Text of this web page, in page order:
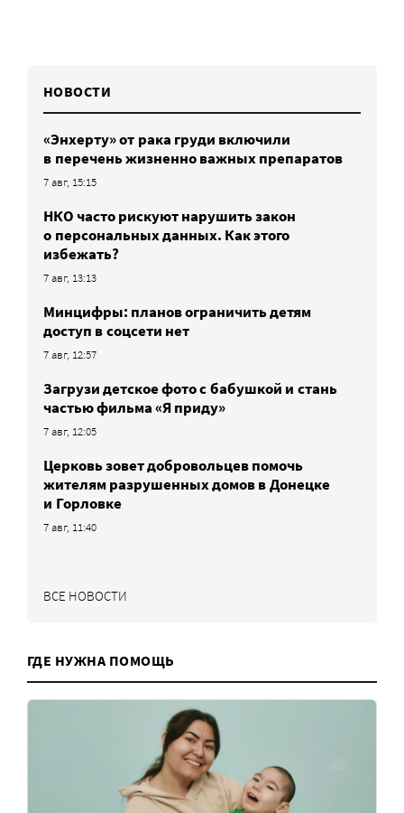
НОВОСТИ
«Энхерту» от рака груди включили
в перечень жизненно важных препаратов
7 авг, 15:15
НКО часто рискуют нарушить закон
о персональных данных. Как этого
избежать?
7 авг, 13:13
Минцифры: планов ограничить детям
доступ в соцсети нет
7 авг, 12:57
Загрузи детское фото с бабушкой и стань
частью фильма «Я приду»
7 авг, 12:05
Церковь зовет добровольцев помочь
жителям разрушенных домов в Донецке
и Горловке
7 авг, 11:40
ВСЕ НОВОСТИ
ГДЕ НУЖНА ПОМОЩЬ